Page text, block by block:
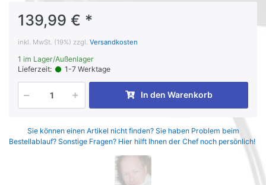
139,99 € *
inkl. MwSt. (19%) zzgl. Versandkosten
1 im Lager/Außenlager
Lieferzeit:
1-7 Werktage
In den Warenkorb
Sie können einen Artikel nicht finden? Sie haben Problem beim
Bestellablauf? Sonstige Fragen? Hier hilft Ihnen der Chef noch persönlich!